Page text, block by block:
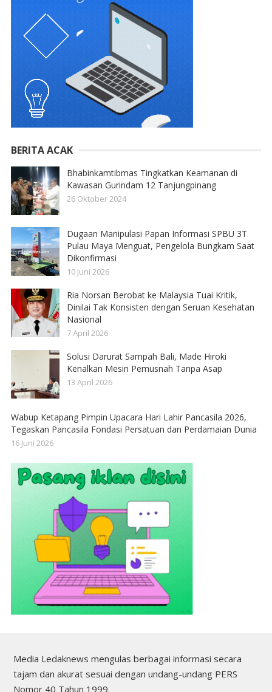
BERITA ACAK
Bhabinkamtibmas Tingkatkan Keamanan di
Kawasan Gurindam 12 Tanjungpinang
26 Oktober 2024
Dugaan Manipulasi Papan Informasi SPBU 3T
Pulau Maya Menguat, Pengelola Bungkam Saat
Dikonfirmasi
10 Juni 2026
Ria Norsan Berobat ke Malaysia Tuai Kritik,
Dinilai Tak Konsisten dengan Seruan Kesehatan
Nasional
7 April 2026
Solusi Darurat Sampah Bali, Made Hiroki
Kenalkan Mesin Pemusnah Tanpa Asap
13 April 2026
Wabup Ketapang Pimpin Upacara Hari Lahir Pancasila 2026,
Tegaskan Pancasila Fondasi Persatuan dan Perdamaian Dunia
16 Juni 2026
Media Ledaknews mengulas berbagai informasi secara
tajam dan akurat sesuai dengan undang-undang PERS
Nomor 40 Tahun 1999.